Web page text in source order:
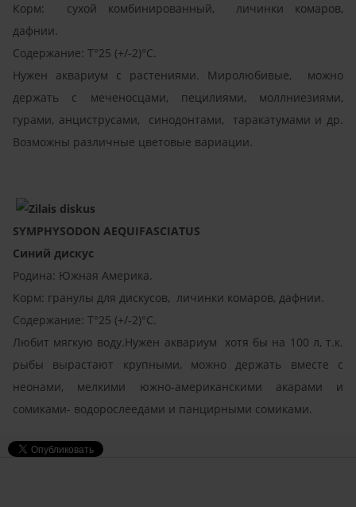
Корм: сухой комбинированный, личинки комаров,
дафнии.
Содержание: T°25 (+/-2)°C.
Нужен аквариум с растениями. Mиролюбивые, можно
держать с меченосцами, пецилиями, моллниезиями,
гурами, анциструсами, синодонтами, таракатумами и др.
Возможны различные цветовые вариации.
SYMPHYSODON AEQUIFASCIATUS
Синий дискус
Родина: Южная Америка.
Корм: гранулы для дискусов, личинки комаров, дафнии.
Содержание: T°25 (+/-2)°C.
Любит мягкую воду.Нужен аквариум хотя бы на 100 л, т.к.
рыбы вы растают крупными, можно держать вместе с
неонами, мелкими южно-американскими акарами и
сомиками- водорослеедами и панцирными сомиками.